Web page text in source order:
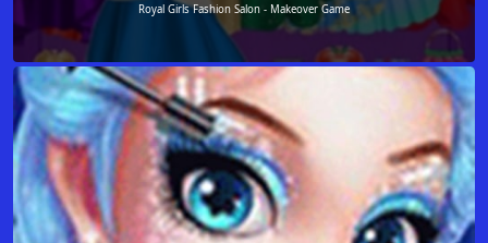
Royal Girls Fashion Salon - Makeover Game